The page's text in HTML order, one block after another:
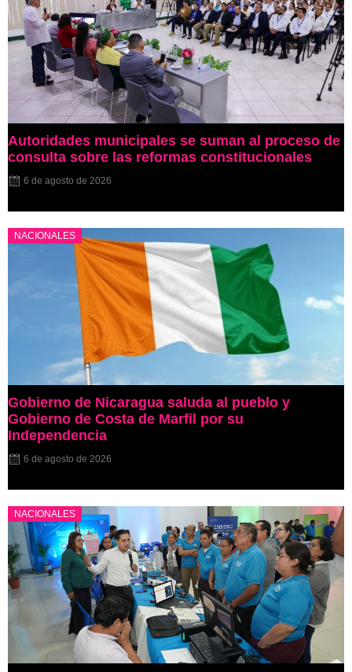
Autoridades municipales se suman al proceso de
consulta sobre las reformas constitucionales
6 de agosto de 2026
NACIONALES
Gobierno de Nicaragua saluda al pueblo y
Gobierno de Costa de Marfil por su
Independencia
6 de agosto de 2026
NACIONALES